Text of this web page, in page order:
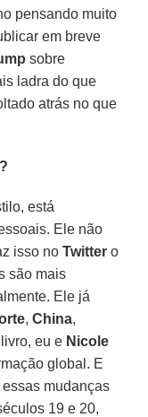
pensando muito
em breve
sobre
ladra do que
atrás no que
está
Ele não
isso noTwitter o
são mais
Ele já
,China,
eu e Nicole
global. E
mudanças
19 e 20,